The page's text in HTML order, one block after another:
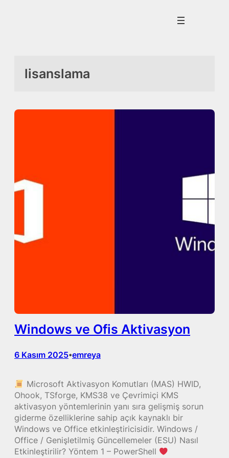
lisanslama
Windows ve Ofis Aktivasyon
6 Kasım 2025•emreya
Microsoft Aktivasyon Komutları (MAS) HWID,
Ohook, TSforge, KMS38 ve Çevrimiçi KMS
aktivasyon yöntemlerinin yanı sıra gelişmiş sorun
giderme özelliklerine sahip açık kaynaklı bir
Windows ve Office etkinleştiricisidir. Windows /
Office / Genişletilmiş Güncellemeler (ESU) Nasıl
Etkinleştirilir? Yöntem 1 – PowerShell